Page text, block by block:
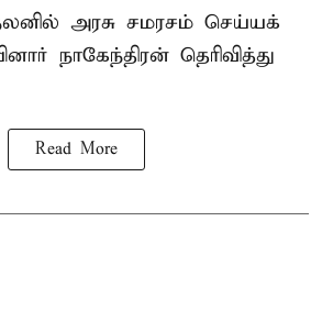
அரசு சமரசம் செய்யக்
நாகேந்திரன் தெரிவித்து
Read More